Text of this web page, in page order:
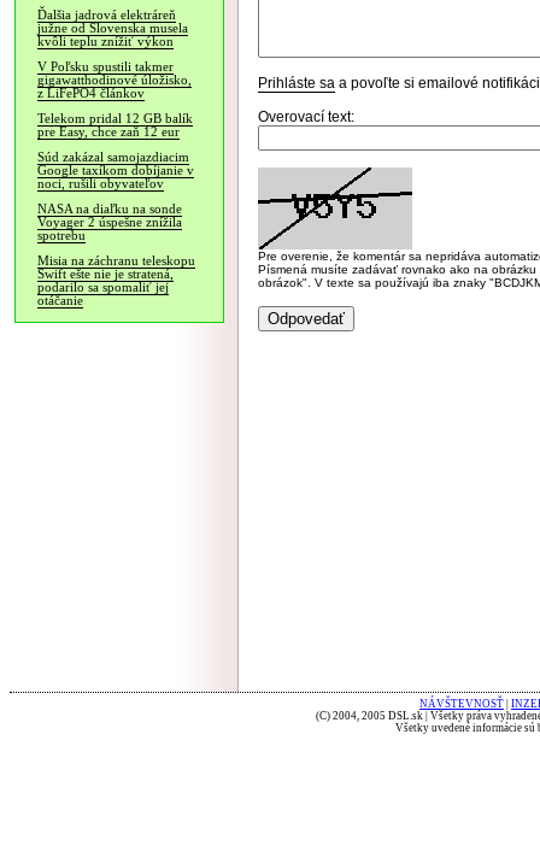
Ďalšia jadrová elektráreň
južne od Slovenska musela
kvôli teplu znížiť výkon
V Poľsku spustili takmer
gigawatthodinové úložisko,
z LiFePO4 článkov
Telekom pridal 12 GB balík
pre Easy, chce zaň 12 eur
Súd zakázal samojazdiacim
Google taxíkom dobíjanie v
noci, rušili obyvateľov
NASA na diaľku na sonde
Voyager 2 úspešne znížila
spotrebu
Misia na záchranu teleskopu
Swift ešte nie je stratená,
podarilo sa spomaliť jej
otáčanie
Prihláste sa a povoľte si emailové
Overovací text:
Pre overenie, že komentár sa nepridáva
Písmená musíte zadávať rovnako ako na
obrázok". V texte sa používajú iba znaky
NÁVŠTEVNOSŤ
(C) 2004, 2005 DSL.sk | Všetky práva
Všetky uvedené informácie sú